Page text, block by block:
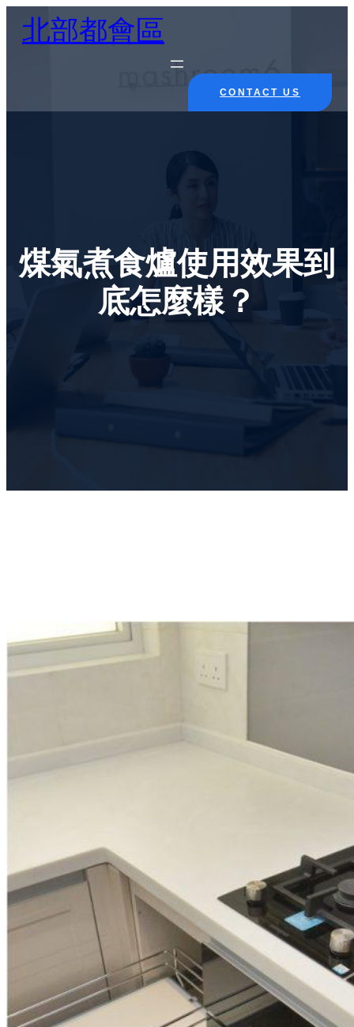
北部都會區
CONTACT US
煤氣煮食爐使用效果到
底怎麼樣？